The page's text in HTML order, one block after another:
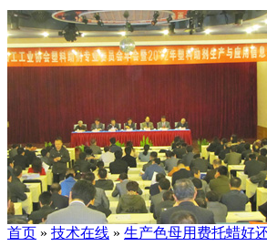
首页 » 技术在线 » 生产色母用费托蜡好